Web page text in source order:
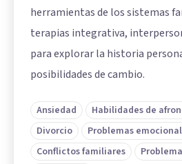
herramientas de los sistemas
terapias integrativa,
para explorar la historia
posibilidades de cambio.
Ansiedad
Habilidades de
Divorcio
Problemas
Conflictos familiares